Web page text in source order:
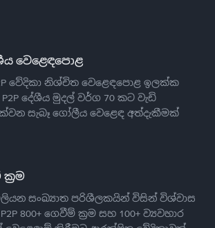
වෙළෙඳපොළ
වේදිකා නිශ්චිත වෙළෙඳපොළ ඉලක්ක
දේශීය මුදල් වර්ග 70 කට වැඩි
සැබෑ ගෝලීය වෙළෙඳ අත්දැකීමක්
සංඛ්‍යාත පරිශීලකයින් විසින් විශ්වාස
800+ ගෙවීම් ක්‍රම සහ 100+ ව්‍යවහාර